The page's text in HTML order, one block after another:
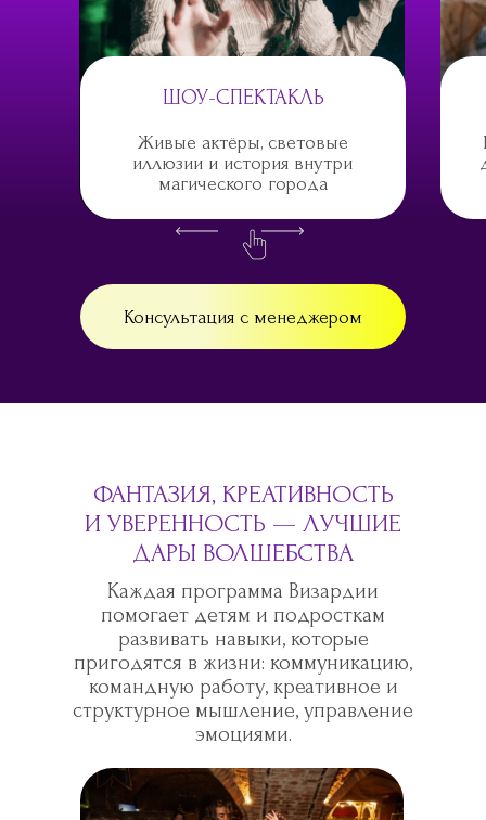
ШОУ-СПЕКТАКЛЬ
Живые актёры, световые
иллюзии и история внутри
магического города
Консультация с менеджером
ФАНТАЗИЯ, КРЕАТИВНОСТЬ
И УВЕРЕННОСТЬ — ЛУЧШИЕ
ДАРЫ ВОЛШЕБСТВА
Каждая программа Визардии
помогает детям и подросткам
развивать навыки, которые
пригодятся в жизни: коммуникацию,
командную работу, креативное и
структурное мышление, управление
эмоциями.